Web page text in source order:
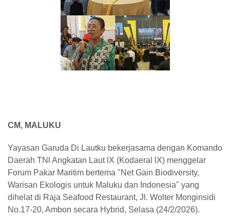
CM, MALUKU
Yayasan Garuda Di Lautku bekerjasama dengan Komando
Daerah TNl Angkatan Laut lX (Kodaeral lX) menggelar
Forum Pakar Maritim bertema "Net Gain Biodiversity,
Warisan Ekologis untuk Maluku dan Indonesia" yang
dihelat di Raja Seafood Restaurant, Jl. Wolter Monginsidi
No.17-20, Ambon secara Hybrid, Selasa (24/2/2026).